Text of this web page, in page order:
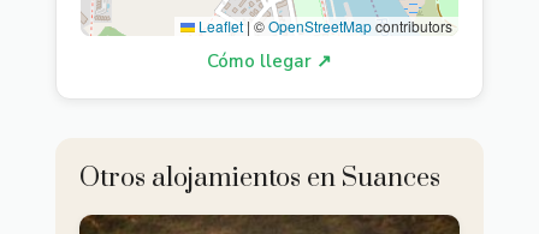
Leaflet | ©OpenStreetMapcontributors
Cómo llegar ↗
Otros alojamientos en Suances